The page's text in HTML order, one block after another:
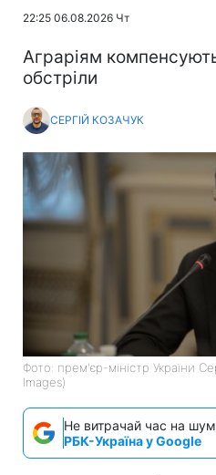
22:25 06.08.2026 Чт
Аграріям
обстріли
СЕРГІЙ КОЗАЧУК
Фото: прем'єр-міністр України
Images)
Не витрачай час на
РБК-Україна у Google